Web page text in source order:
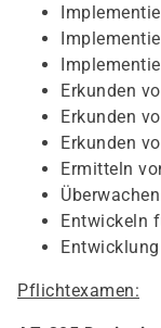
Erkunden
Erkunden
Erkunden
Ermitteln
Entwickeln
Pflichtexamen: